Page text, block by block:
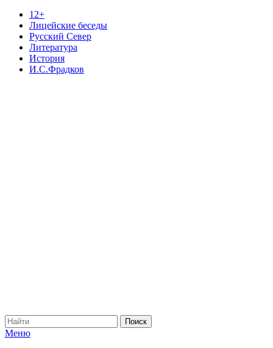
12+
Лицейские беседы
Русский Север
Литература
История
И.С.Фрадков
Меню